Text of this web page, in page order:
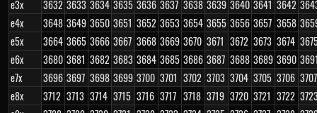
e3x
3632 3633 3634 3635 3636 3637 3638 3639 3640 3641 3642
e4x
3648 3649 3650 3651 3652 3653 3654 3655 3656 3657 3658
e5x
3664 3665 3666 3667 3668 3669 3670 3671 3672 3673 3674
e6x
3680 3681 3682 3683 3684 3685 3686 3687 3688 3689 3690
e7x
3696 3697 3698 3699 3700 3701 3702 3703 3704 3705 3706 3707
e8x
3712 3713 3714 3715 3716 3717 3718 3719 3720 3721 3722